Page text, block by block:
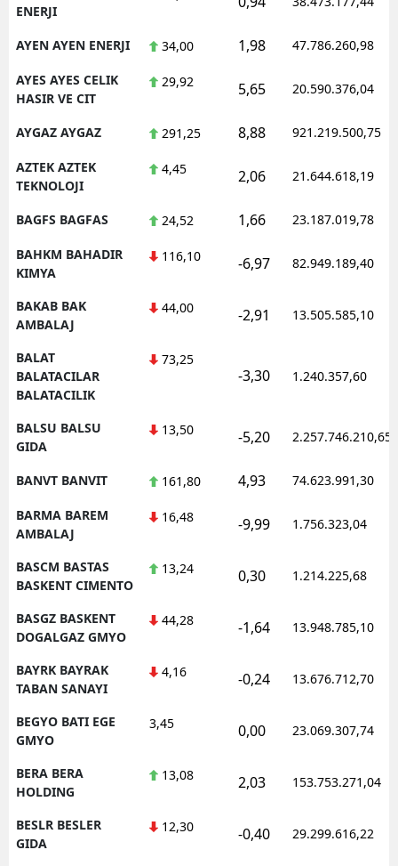
ENERJI
AYEN AYEN ENERJI 34,00 1,98 47.786.260,98
AYES AYES CELIK
HASIR VE CIT
29,92 5,65 20.590.376,04
AYGAZ AYGAZ 291,25 8,88 921.219.500,75
AZTEK AZTEK
TEKNOLOJI
4,45 2,06 21.644.618,19
BAGFS BAGFAS 24,52 1,66 23.187.019,78
BAHKM BAHADIR
KIMYA
116,10 -6,97 82.949.189,40
BAKAB BAK
AMBALAJ
44,00 -2,91 13.505.585,10
BALAT
BALATACILAR
BALATACILIK
73,25
-3,30 1.240.357,60
BALSU BALSU
GIDA
13,50 -5,20 2.257.746.210,65
BANVT BANVIT 161,80 4,93 74.623.991,30
BARMA BAREM
AMBALAJ
16,48 -9,99 1.756.323,04
BASCM BASTAS
BASKENT CIMENTO
13,24 0,30 1.214.225,68
BASGZ BASKENT
DOGALGAZ GMYO
44,28 -1,64 13.948.785,10
BAYRK BAYRAK
TABAN SANAYI
4,16 -0,24 13.676.712,70
BEGYO BATI EGE
GMYO
3,45 0,00 23.069.307,74
BERA BERA
HOLDING
13,08 2,03 153.753.271,04
BESLR BESLER
GIDA
12,30 -0,40 29.299.616,22